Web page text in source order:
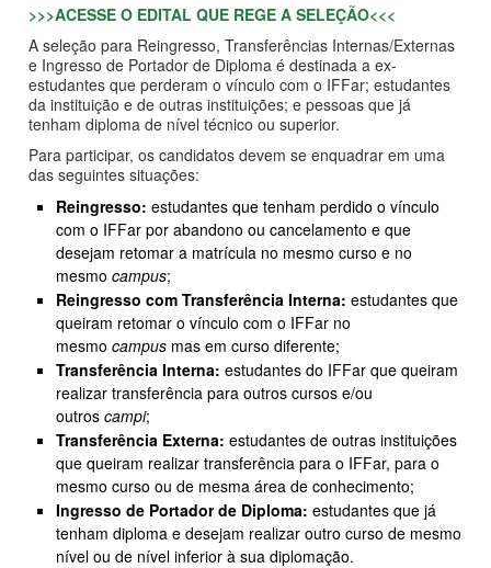
>>>ACESSE O EDITAL QUE REGE A SELEÇÃO<<<
A seleção para Reingresso, Transferências Internas/Externas
e Ingresso de Portador de Diploma é destinada a ex-
estudantes que perderam o vínculo com o IFFar; estudantes
da instituição e de outras instituições; e pessoas que já
tenham diploma de nível técnico ou superior.
Para participar, os candidatos devem se enquadrar em uma
das seguintes situações:
Reingresso: estudantes que tenham perdido o vínculo
com o IFFar por abandono ou cancelamento e que
desejam retomar a matrícula no mesmo curso e no
mesmo campus;
Reingresso com Transferência Interna: estudantes que
queiram retomar o vínculo com o IFFar no
mesmo campus mas em curso diferente;
Transferência Interna: estudantes do IFFar que queiram
realizar transferência para outros cursos e/ou
outros campi;
Transferência Externa: estudantes de outras instituições
que queiram realizar transferência para o IFFar, para o
mesmo curso ou de mesma área de conhecimento;
Ingresso de Portador de Diploma: estudantes que já
tenham diploma e desejam realizar outro curso de mesmo
nível ou de nível inferior à sua diplomação.